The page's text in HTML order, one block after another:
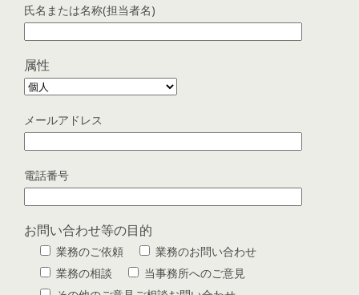
氏名または名称(担当者名)
属性
メールアドレス
電話番号
お問い合わせ等の目的
業務のご依頼
業務のお問い合わせ
業務の相談
当事務所へのご意見